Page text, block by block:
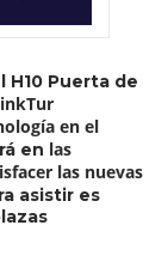
H10 Puerta de
en el
en las
las nuevas
asistir es